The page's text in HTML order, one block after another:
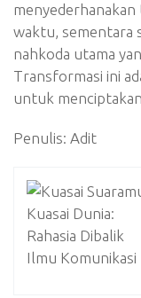
waktu, sementara
nahkoda utama
Transformasi ini
untuk
Penulis: Adit